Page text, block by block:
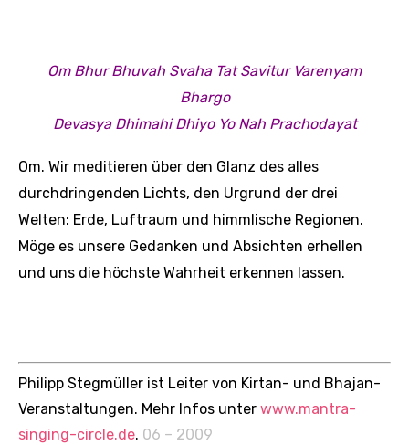
Om Bhur Bhuvah Svaha Tat Savitur Varenyam
Bhargo
Devasya Dhimahi Dhiyo Yo Nah Prachodayat
Om. Wir meditieren über den Glanz des alles
durchdringenden Lichts, den Urgrund der drei
Welten: Erde, Luftraum und himmlische Regionen.
Möge es unsere Gedanken und Absichten erhellen
und uns die höchste Wahrheit erkennen lassen.
Philipp Stegmüller ist Leiter von Kirtan- und Bhajan-
Veranstaltungen. Mehr Infos unter www.mantra-
singing-circle.de. 06 – 2009